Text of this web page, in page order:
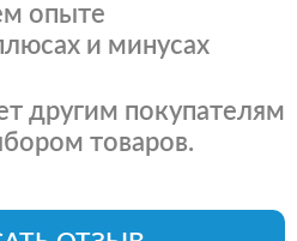
опыте
и минусах
другим покупателям
товаров.